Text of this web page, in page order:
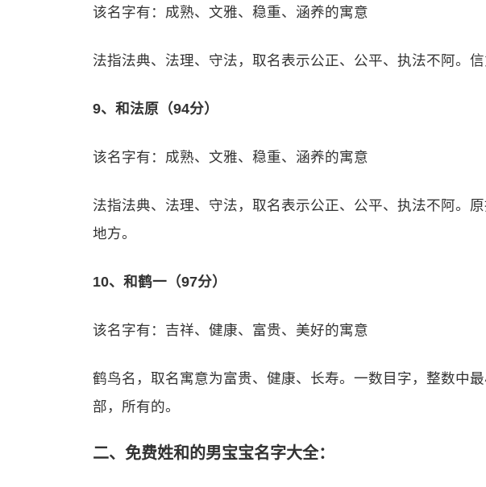
该名字有：成熟、文雅、稳重、涵养的寓意
法指法典、法理、守法，取名表示公正、公平、执法不阿。信
9、和法原（94分）
该名字有：成熟、文雅、稳重、涵养的寓意
法指法典、法理、守法，取名表示公正、公平、执法不阿。
地方。
10、和鹤一（97分）
该名字有：吉祥、健康、富贵、美好的寓意
鹤鸟名，取名寓意为富贵、健康、长寿。一数目字，整数中
部，所有的。
二、免费姓和的男宝宝名字大全：